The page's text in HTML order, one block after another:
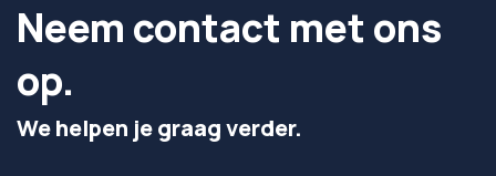
Neem contact met ons
op.
We helpen je graag verder.